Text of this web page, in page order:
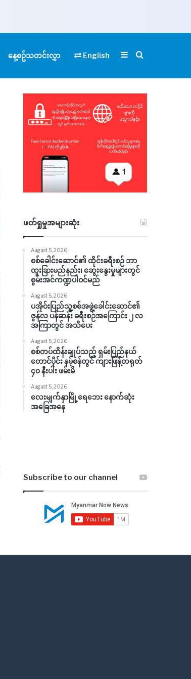
နေ့စဥ်သတင်းလွှာ English SidebarSearch for
ဖတ်ရှုမှုအများဆုံး
August 5, 2026
စစ်ခေါင်းဆောင်၏ ထိုင်းခရီးစဉ် ဘာ
ထူးခြားမည်နည်း၊ ဆွေးနွေးမှုများတွင်
စွမ်းအင်ကဏ္ဍပါဝင်မည်
August 5, 2026
ပအိုဝ်းပြည်သူ့စစ်အဖွဲ့ခေါင်းဆောင်၏
ဇွန်လ ပန်ဆန်း ခရီးစဉ်အကြောင်း ၂ လ
အကြာတွင် အသိပေး
August 5, 2026
စစ်တပ်ထိန်းချုပ်သည့် ရှမ်းပြည်နယ်
တောင်ပိုင်း နမ့်စန်တွင် ကျားဖြန့်တရုတ်
၄၀ နီးပါး ဖမ်းမိ
August 5, 2026
လေးမျက်နှာမြို့ရေဘေး နောက်ဆုံး
အခြေအနေ
Subscribe to our channel